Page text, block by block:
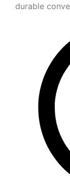
durable